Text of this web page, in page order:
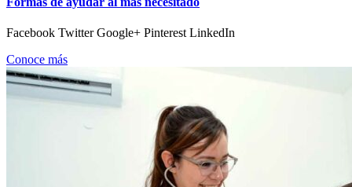
Facebook Twitter Google+ Pinterest LinkedIn
Conoce más